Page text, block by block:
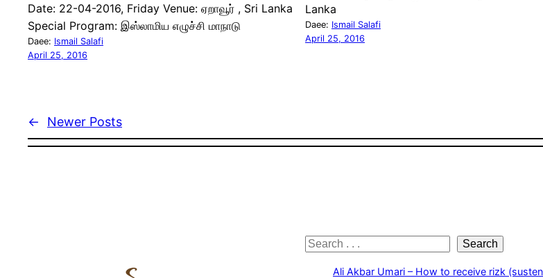
Date: 22-04-2016, Friday Venue: ஏறாவூர் , Sri Lanka
Special Program: இஸ்லாமிய எழுச்சி மாநாடு
Daee: Ismail Salafi
April 25, 2016
Lanka
Daee: Ismail Salafi
April 25, 2016
← Newer Posts
S
Search
Ali Akbar Umari – How to receive rizk